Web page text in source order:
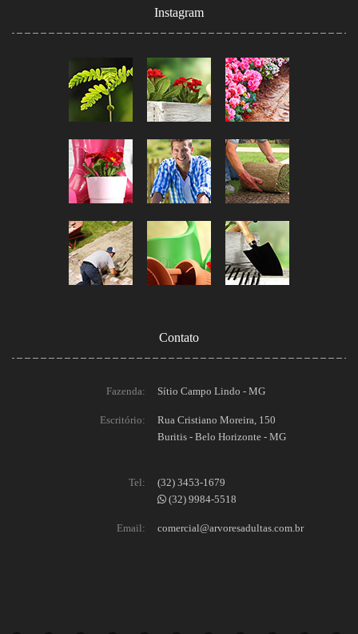
Instagram
Contato
Fazenda: Sítio Campo Lindo - MG
Escritório:
Rua Cristiano Moreira, 150
Buritis - Belo Horizonte - MG
Tel:
(32) 3453-1679
(32) 9984-5518
Email: comercial@arvoresadultas.com.br